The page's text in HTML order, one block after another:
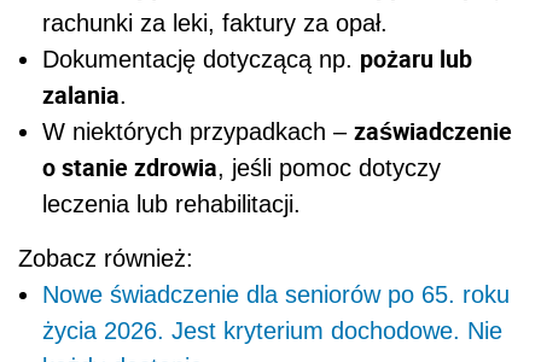
rachunki za leki, faktury za opał.
Dokumentację dotyczącą np. pożaru lub
zalania.
W niektórych przypadkach – zaświadczenie
o stanie zdrowia, jeśli pomoc dotyczy
leczenia lub rehabilitacji.
Zobacz również:
Nowe świadczenie dla seniorów po 65. roku
życia 2026. Jest kryterium dochodowe. Nie